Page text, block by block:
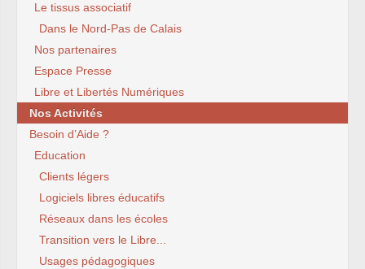
Le tissus associatif
Dans le Nord-Pas de Calais
Nos partenaires
Espace Presse
Libre et Libertés Numériques
Nos Activités
Besoin d’Aide ?
Education
Clients légers
Logiciels libres éducatifs
Réseaux dans les écoles
Transition vers le Libre...
Usages pédagogiques